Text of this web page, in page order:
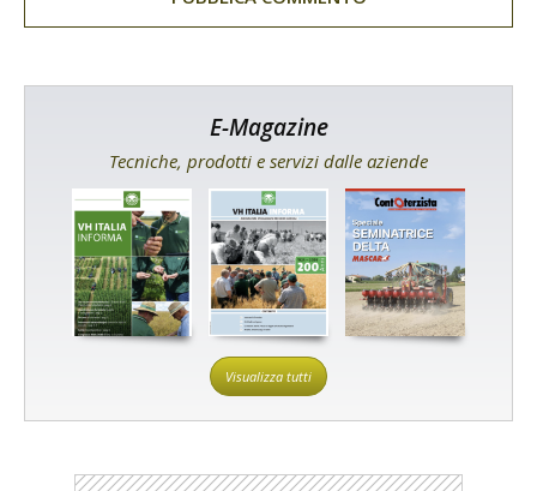
E-Magazine
Tecniche, prodotti e servizi dalle aziende
Visualizza tutti